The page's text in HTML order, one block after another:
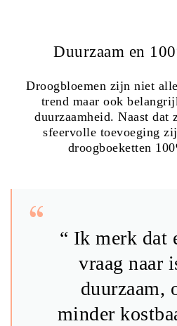
Duurzaam en
Droogbloemen zijn niet
trend maar ook
duurzaamheid. Naast dat
sfeervolle toevoeging
droogboeketten
“ Ik merk dat
vraag naar
duurzaam,
minder